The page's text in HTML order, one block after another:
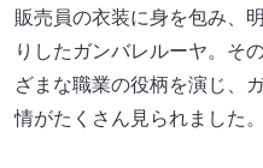
販売員の衣装に身を包み、
りしたガンバレルーヤ。そ
ざまな職業の役柄を演じ、
情がたくさん見られました。